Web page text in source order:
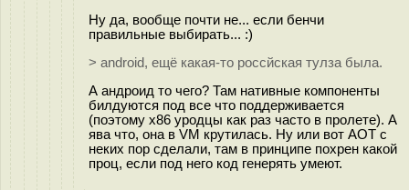
Ну да, вообще почти не... если бенчи
правильные выбирать... :)
> android, ещё какая-то россйская тулза была.
А андроид то чего? Там нативные компоненты
билдуются под все что поддерживается
(поэтому x86 уродцы как раз часто в пролете). А
ява что, она в VM крутилась. Ну или вот AOT с
неких пор сделали, там в принципе похрен какой
проц, если под него код генерять умеют.